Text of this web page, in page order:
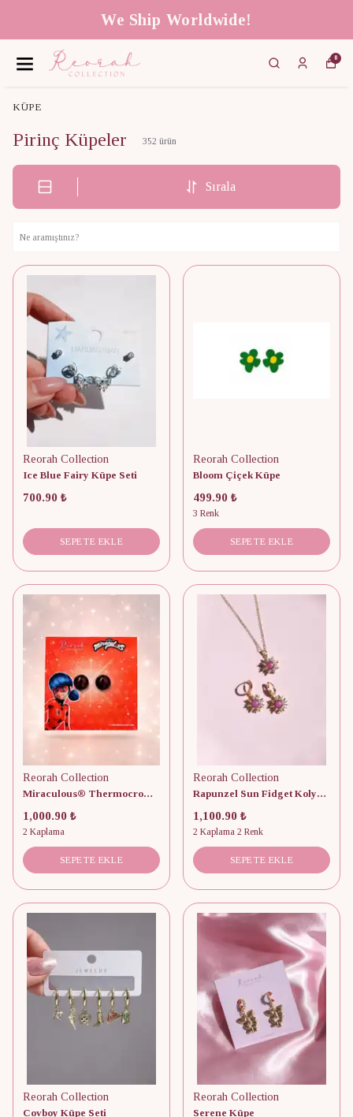
We Ship Worldwide!
0
KÜPE
Pirinç Küpeler 352 ürün
Sırala
Reorah Collection
Ice Blue Fairy Küpe Seti
700.90 ₺
SEPETE EKLE
Reorah Collection
Bloom Çiçek Küpe
499.90 ₺
3 Renk
SEPETE EKLE
Reorah Collection
Miraculous® Thermocromic Color Changing Ladybug Küpe
1,000.90 ₺
2 Kaplama
SEPETE EKLE
Reorah Collection
Rapunzel Sun Fidget Kolye ve Küpe Seti
1,100.90 ₺
2 Kaplama 2 Renk
SEPETE EKLE
Reorah Collection
Covboy Küpe Seti
Reorah Collection
Serene Küpe